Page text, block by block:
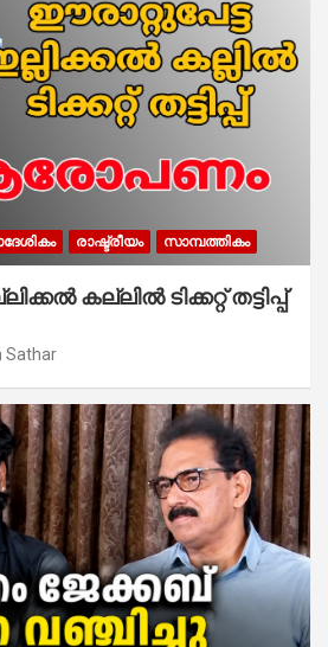
രാഷ്ട്രീയം സാമ്പത്തികം
കല്ലിൽ ടിക്കറ്റ് തട്ടിപ്പ്
Sathar